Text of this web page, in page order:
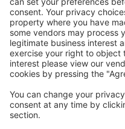
Tbessa (TEE)
Timimoun (TMX)
Tindouf Airport (TIN)
Tiska Djanet Airport
Adrar Touat-Cheikh